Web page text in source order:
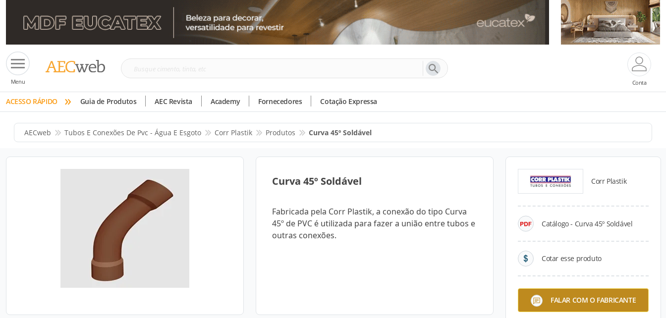
Menu
Busque
tinta,
etc
Conta
ACESSO RÁPIDO » Guia de Produtos AEC Revista Academy Fornecedores Cotação Expressa
AECweb Tubos E Conexões De Pvc - Água E Esgoto Corr Plastik Produtos Curva 45º Soldável
Curva 45º Soldável
Fabricada pela Corr Plastik, a conexão do tipo Curva
45º de PVC é utilizada para fazer a união entre tubos e
outras conexões.
Corr Plastik
Catálogo - Curva 45º Soldável
Cotar esse produto
FALAR COM O FABRICANTE